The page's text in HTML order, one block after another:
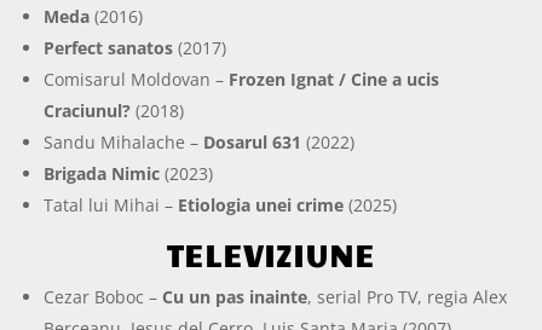
Meda (2016)
Perfect sanatos (2017)
Comisarul Moldovan – Frozen Ignat / Cine a ucis
Craciunul? (2018)
Sandu Mihalache – Dosarul 631 (2022)
Brigada Nimic (2023)
Tatal lui Mihai – Etiologia unei crime (2025)
TELEVIZIUNE
Cezar Boboc – Cu un pas inainte, serial Pro TV, regia Alex